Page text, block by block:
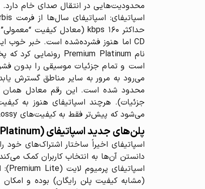
محدودیت‌هایی در انتقال صدای خام دارد.
است و تمام جزئیات موسیقی را بدون
می‌شود که پیش‌تر فقط به کیفیت‌های Lossy اکتفا کرده بود.
پلن‌های جدید اسپاتیفای (Premium Lite, Standard, Platinum)
اسپاتیفای اخیراً ساختار اشتراک‌های
دانستن آن‌ها به انتخاب کاربران کمک
(مشابه کیفیت پلن رایگان) بوده و